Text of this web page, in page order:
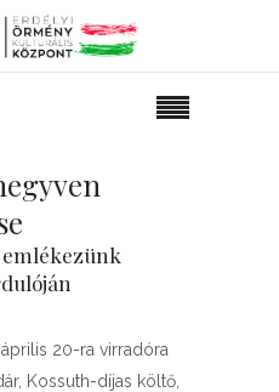
20-ra virradóra
Kossuth-díjas költő,